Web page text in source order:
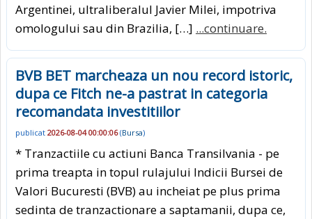
Argentinei, ultraliberalul Javier Milei, impotriva
omologului sau din Brazilia, […] ...continuare.
BVB BET marcheaza un nou record istoric,
dupa ce Fitch ne-a pastrat in categoria
recomandata investitiilor
publicat 2026-08-04 00:00:06(Bursa)
* Tranzactiile cu actiuni Banca Transilvania - pe
prima treapta in topul rulajului Indicii Bursei de
Valori Bucuresti (BVB) au incheiat pe plus prima
sedinta de tranzactionare a saptamanii, dupa ce,